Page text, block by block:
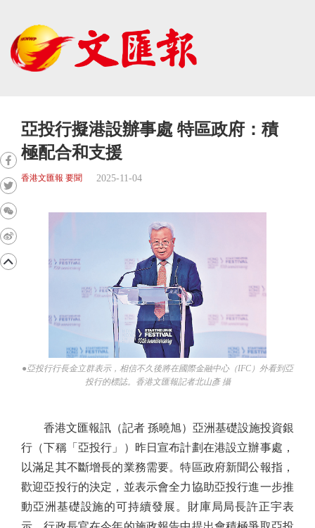
亞投行擬港設辦事處 特區政府：積
極配合和支援
香港文匯報 要聞 2025-11-04
●亞投行行長金立群表示，相信不久後將在國際金融中心（IFC）外看到亞
投行的標誌。香港文匯報記者北山彥 攝
香港文匯報訊（記者 孫曉旭）亞洲基礎設施投資銀
行（下稱「亞投行」）昨日宣布計劃在港設立辦事處，
以滿足其不斷增長的業務需要。特區政府新聞公報指，
歡迎亞投行的決定，並表示會全力協助亞投行進一步推
動亞洲基礎設施的可持續發展。財庫局局長許正宇表